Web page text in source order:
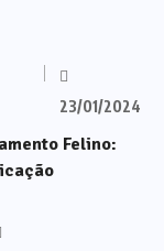
23/01/2024
Felino: